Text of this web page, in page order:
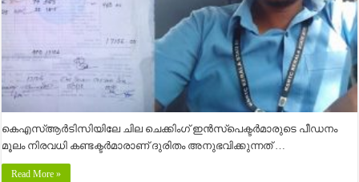
കെഎസ്ആര്‍ടിസിയിലേ ചില ചെക്കിംഗ് ഇന്‍സ്പെക്ടര്‍മാരുടെ പീഡനം
മൂലം നിരവധി കണ്ടക്ടര്‍മാരാണ് ദുരിതം അനുഭവിക്കുന്നത് …
Read More »